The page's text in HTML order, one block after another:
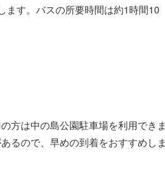
ます。バスの所要時間は約1時間10
方は中の島公園駐車場を利用できま
るので、早めの到着をおすすめしま